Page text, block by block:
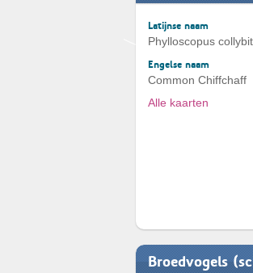
Latijnse naam
Phylloscopus
Engelse naam
Common Chiffchaff
Alle kaarten
Broedvogels